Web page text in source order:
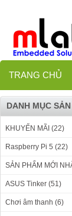
TRANG CHỦ
DANH MỤC
KHUYẾN MÃI (22)
Raspberry Pi 5 (22)
SẢN PHẨM MỚI
ASUS Tinker (51)
Chơi âm thanh (6)